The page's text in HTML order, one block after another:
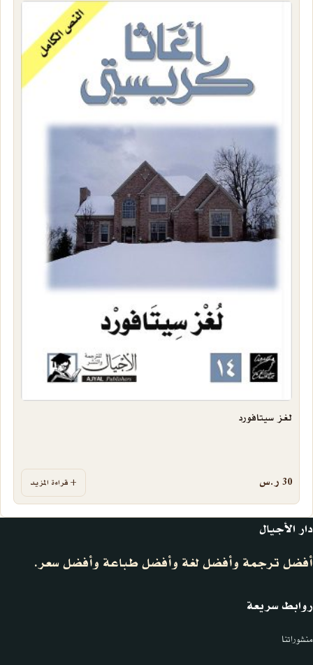
لغز سيتافورد
30 ر.س قراءة المزيد
دار الأجيال
أفضل ترجمة وأفضل لغة وأفضل طباعة وأفضل سعر.
روابط سريعة
منشوراتنا